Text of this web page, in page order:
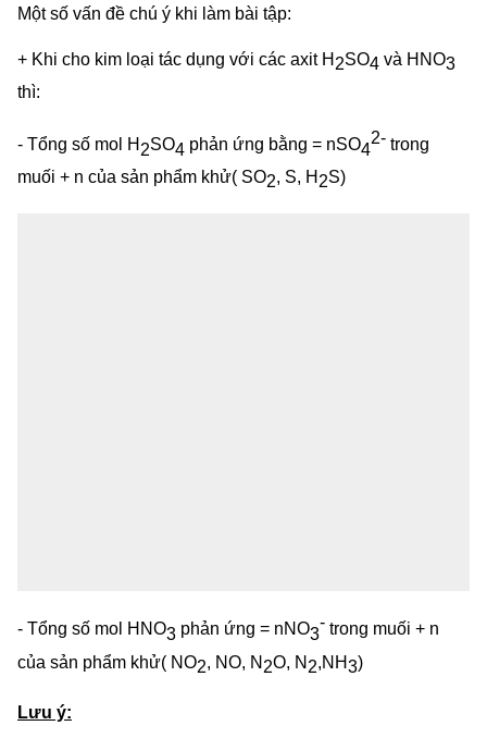
Một số vấn đề chú ý khi làm bài tập:
+ Khi cho kim loại tác dụng với các axit H 2SO4 và HNO3
thì:
- Tổng số mol H 2SO4 phản ứng bằng = nSO4
2- trong
muối + n của sản phẩm khử( SO2, S, H2S)
- Tổng số mol HNO3 phản ứng = nNO3
- trong muối + n
của sản phẩm khử( NO2, NO, N 2O, N 2,NH3)
Lưu ý: